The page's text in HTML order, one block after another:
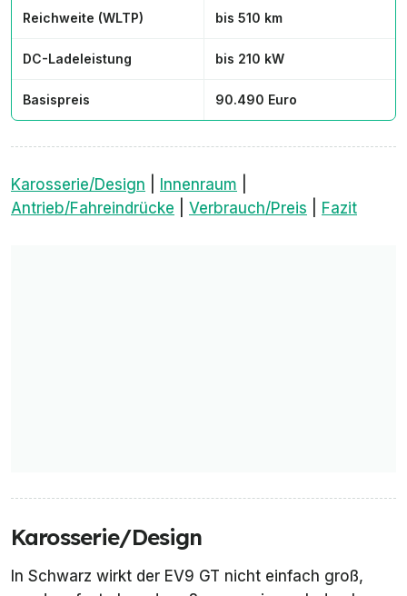
Reichweite (WLTP) bis 510 km
DC-Ladeleistung bis 210 kW
Basispreis 90.490 Euro
Karosserie/Design Innenraum
Antrieb/Fahreindrücke
Verbrauch/Preis Fazit
Karosserie/Design
In Schwarz wirkt der EV9 GT nicht einfach groß,